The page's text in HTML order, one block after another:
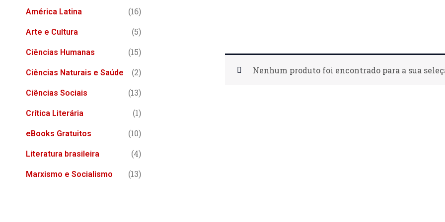
s
a
r
América Latina (16)
Arte e Cultura (5)
Ciências Humanas (15)
Ciências Naturais e Saúde (2)
Ciências Sociais (13)
Crítica Literária (1)
eBooks Gratuitos (10)
Literatura brasileira (4)
Marxismo e Socialismo (13)
Nenhum produto foi encontrado para a sua